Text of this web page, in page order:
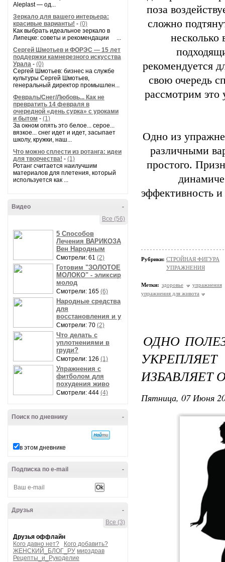
Aleplast — од...
Зеркало для вашего интерьера:
красивые варианты! - (0)
Как выбрать идеальное зеркало в
Липецке: советы и рекомендации ...
Сергей Шмотьев и ФОРЭС — 15 лет
поддержки камнерезного искусства
Урала - (0)
Сергей Шмотьев: бизнес на службе
культуры Сергей Шмотьев,
генеральный директор промышлен...
Февраль/Снег/Любовь... Как не
превратить 14 февраля в
очередной «день сурка» с уроками
и бытом - (1)
За окном опять это белое... серое...
вязкое... снег идет и идет, засыпает
школу, кружки, наш...
Что можно сплести из ротанга: идеи
для творчества! - (1)
Ротанг считается наилучшим
материалов для плетения, который
используется как ...
-
Видео
Все (56)
5 Способов
Лечения ВАРИКОЗА
Вен Народным
Смотрели: 61 (2)
Готовим "ЗОЛОТОЕ
МОЛОКО" - эликсир
молод
Смотрели: 165 (6)
Народные средства
для
восстановления и у
Смотрели: 70 (2)
Что делать с
уплотнениями в
груди?
Смотрели: 126 (1)
Упражнения с
фитболом для
похудения живо
Смотрели: 444 (4)
-
Поиск по дневнику
в этом дневнике
-
Подписка по e-mail
-
Друзья
Все (3)
Друзья оффлайн
Кого давно нет?
Кого добавить?
ЖЕНСКИЙ_БЛОГ_РУ мирздрав
Рецепты_и_Рукоделие
поза
сложно
несколько
рекомендуется
свою очередь
рассмотрим это
Одно из
различными
простого.
эффективность
Рубрики: СТРОЙНАЯ ФИГУРА
УПРАЖНЕНИЯ
Метки: здоровье
упражнения
упражнения для живота
ОДНО
ИЗБАВЛЯЕТ
Пятница, 07 Июня